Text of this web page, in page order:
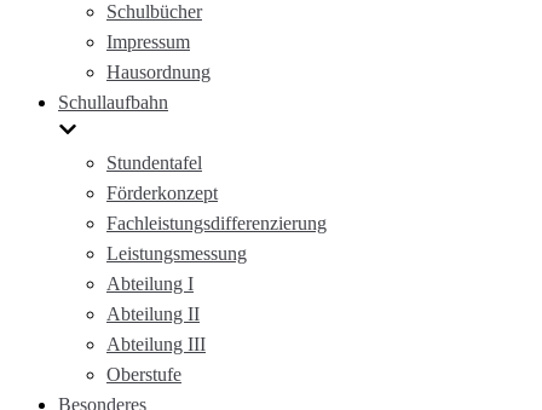
Schulbücher
Impressum
Hausordnung
Schullaufbahn
Stundentafel
Förderkonzept
Fachleistungsdifferenzierung
Leistungsmessung
Abteilung I
Abteilung II
Abteilung III
Oberstufe
Besonderes